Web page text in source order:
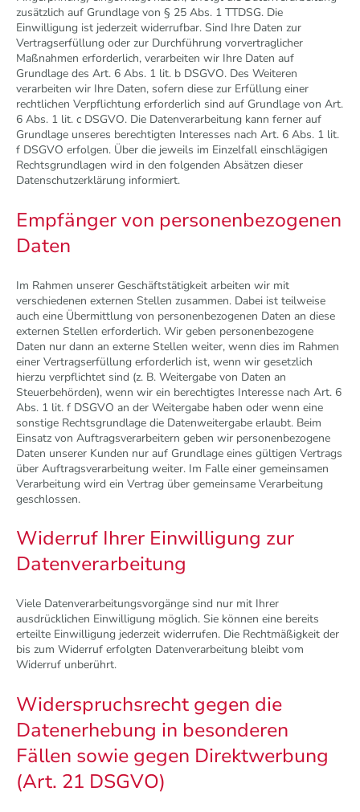
zusätzlich auf Grundlage von § 25 Abs. 1 TTDSG. Die
Einwilligung ist jederzeit widerrufbar. Sind Ihre Daten zur
Vertragserfüllung oder zur Durchführung vorvertraglicher
Maßnahmen erforderlich, verarbeiten wir Ihre Daten auf
Grundlage des Art. 6 Abs. 1 lit. b DSGVO. Des Weiteren
verarbeiten wir Ihre Daten, sofern diese zur Erfüllung einer
rechtlichen Verpflichtung erforderlich sind auf Grundlage von Art.
6 Abs. 1 lit. c DSGVO. Die Datenverarbeitung kann ferner auf
Grundlage unseres berechtigten Interesses nach Art. 6 Abs. 1 lit.
f DSGVO erfolgen. Über die jeweils im Einzelfall einschlägigen
Rechtsgrundlagen wird in den folgenden Absätzen dieser
Datenschutzerklärung informiert.
Empfänger von personenbezogenen
Daten
Im Rahmen unserer Geschäftstätigkeit arbeiten wir mit
verschiedenen externen Stellen zusammen. Dabei ist teilweise
auch eine Übermittlung von personenbezogenen Daten an diese
externen Stellen erforderlich. Wir geben personenbezogene
Daten nur dann an externe Stellen weiter, wenn dies im Rahmen
einer Vertragserfüllung erforderlich ist, wenn wir gesetzlich
hierzu verpflichtet sind (z. B. Weitergabe von Daten an
Steuerbehörden), wenn wir ein berechtigtes Interesse nach Art. 6
Abs. 1 lit. f DSGVO an der Weitergabe haben oder wenn eine
sonstige Rechtsgrundlage die Datenweitergabe erlaubt. Beim
Einsatz von Auftragsverarbeitern geben wir personenbezogene
Daten unserer Kunden nur auf Grundlage eines gültigen Vertrags
über Auftragsverarbeitung weiter. Im Falle einer gemeinsamen
Verarbeitung wird ein Vertrag über gemeinsame Verarbeitung
geschlossen.
Widerruf Ihrer Einwilligung zur
Datenverarbeitung
Viele Datenverarbeitungsvorgänge sind nur mit Ihrer
ausdrücklichen Einwilligung möglich. Sie können eine bereits
erteilte Einwilligung jederzeit widerrufen. Die Rechtmäßigkeit der
bis zum Widerruf erfolgten Datenverarbeitung bleibt vom
Widerruf unberührt.
Widerspruchsrecht gegen die
Datenerhebung in besonderen
Fällen sowie gegen Direktwerbung
(Art. 21 DSGVO)